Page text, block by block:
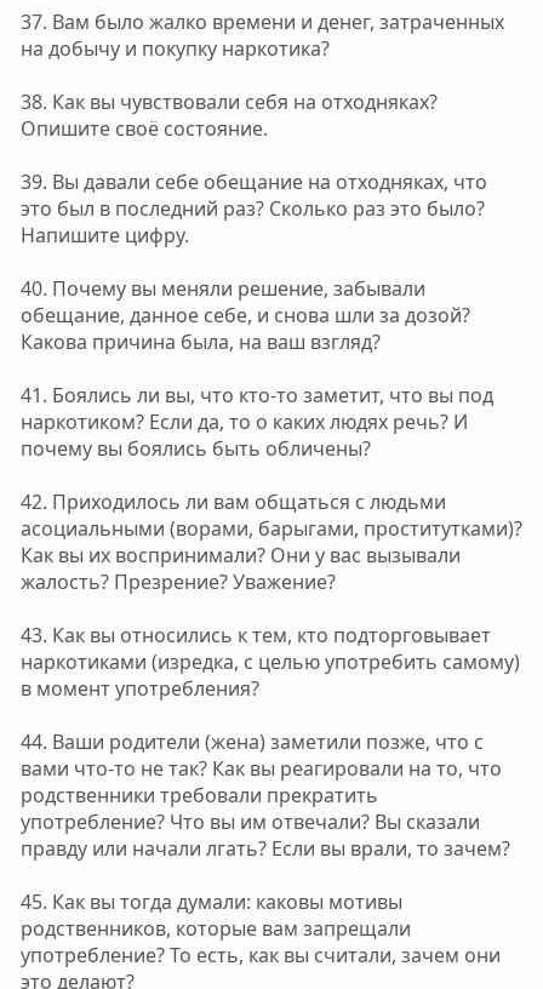
37. Вам было жалко времени и денег, затраченных
на добычу и покупку наркотика?
38. Как вы чувствовали себя на отходняках?
Опишите своё состояние.
39. Вы давали себе обещание на отходняках, что
это был в последний раз? Сколько раз это было?
Напишите цифру.
40. Почему вы меняли решение, забывали
обещание, данное себе, и снова шли за дозой?
Какова причина была, на ваш взгляд?
41. Боялись ли вы, что кто-то заметит, что вы под
наркотиком? Если да, то о каких людях речь? И
почему вы боялись быть обличены?
42. Приходилось ли вам общаться с людьми
асоциальными (ворами, барыгами, проститутками)?
Как вы их воспринимали? Они у вас вызывали
жалость? Презрение? Уважение?
43. Как вы относились к тем, кто подторговывает
наркотиками (изредка, с целью употребить самому)
в момент употребления?
44. Ваши родители (жена) заметили позже, что с
вами что-то не так? Как вы реагировали на то, что
родственники требовали прекратить
употребление? Что вы им отвечали? Вы сказали
правду или начали лгать? Если вы врали, то зачем?
45. Как вы тогда думали: каковы мотивы
родственников, которые вам запрещали
употребление? То есть, как вы считали, зачем они
это делают?